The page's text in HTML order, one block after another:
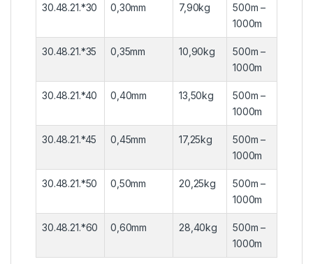
30.48.21.*30 0,30mm 7,90kg
500m –
1000m
30.48.21.*35 0,35mm 10,90kg
500m –
1000m
30.48.21.*40 0,40mm 13,50kg
500m –
1000m
30.48.21.*45 0,45mm 17,25kg
500m –
1000m
30.48.21.*50 0,50mm 20,25kg
500m –
1000m
30.48.21.*60 0,60mm 28,40kg
500m –
1000m